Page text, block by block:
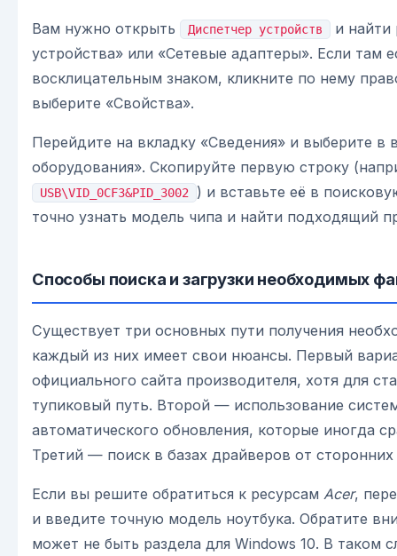
Вам нужно открыть Диспетчер устройств
и найти
устройства» или «Сетевые адаптеры». Если там
восклицательным знаком, кликните по нему
выберите «Свойства».
Перейдите на вкладку «Сведения» и выберите
оборудования». Скопируйте первую строку
USB\VID_0CF3&PID_3002
) и вставьте её в
точно узнать модель чипа и найти подходящий
Способы поиска и загрузки необходимых
Существует три основных пути получения
каждый из них имеет свои нюансы. Первый
официального сайта производителя, хотя для
тупиковый путь. Второй — использование
автоматического обновления, которые иногда
Третий — поиск в базах драйверов от сторонних
Если вы решите обратиться к ресурсам Acer,
и введите точную модель ноутбука. Обратите
может не быть раздела для Windows 10. В таком